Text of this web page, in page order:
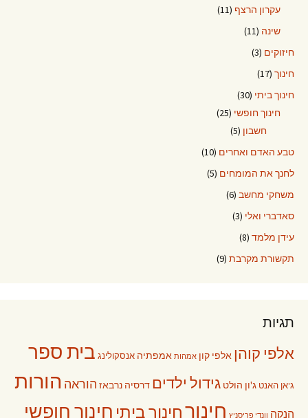
עקרון הרצף (11)
שינה (11)
חיזוקים (3)
חינוך (17)
חינוך ביתי (30)
חינוך חופשי (25)
חשבון (5)
טבע האדם ואחרים (10)
לחנך את המומחים (5)
משחקי מחשב (6)
סאדברי ואלי (3)
עידן מלמד (8)
תקשורת מקרבת (9)
תגיות
אלפי קוהן אלפי קון אמהות אמפתיה אנסקולינג בית ספר
ג'אן האנט ג'ון הולט גידול ילדים דרסיה נרבאז הוראה הורות
הנקה וונדי פריסניץ חינוךחינוך ביתי חינוך חופשי